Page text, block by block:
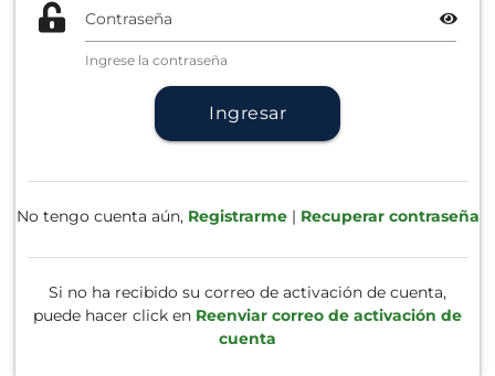
Contraseña
Ingrese la contraseña
Ingresar
No tengo cuenta aún, Registrarme| Recuperar contraseña
Si no ha recibido su correo de activación de cuenta,
puede hacer click en Reenviar correo de activación de
cuenta